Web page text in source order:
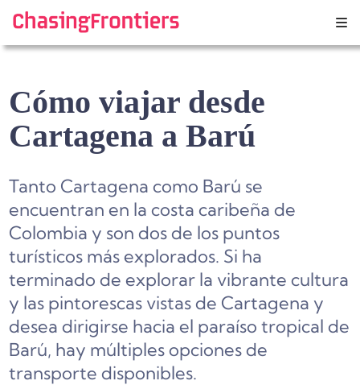
content
Cómo viajar desde
Cartagena a Barú
Tanto Cartagena como Barú se
encuentran en la costa caribeña de
Colombia y son dos de los puntos
turísticos más explorados. Si ha
terminado de explorar la vibrante cultura
y las pintorescas vistas de Cartagena y
desea dirigirse hacia el paraíso tropical de
Barú, hay múltiples opciones de
transporte disponibles.